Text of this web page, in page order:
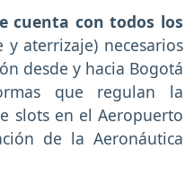
cuenta con todos los
aterrizaje) necesarios
desde y hacia Bogotá
que regulan la
slots en el Aeropuerto
de la Aeronáutica